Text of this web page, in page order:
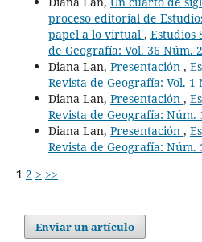
proceso editorial de
papel a lo virtual , Estudios
de Geografía: Vol. 36 Núm.
Diana Lan, Presentación ,
Revista de Geografía: Vol. 1
Diana Lan, Presentación ,
Revista de Geografía: Núm.
Diana Lan, Presentación ,
Revista de Geografía: Núm.
1 2 > >>
Enviar un artículo